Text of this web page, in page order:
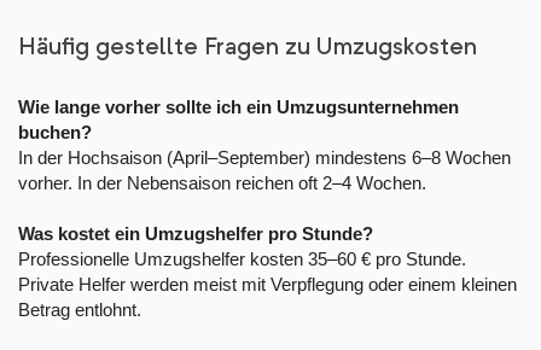
Häufig gestellte Fragen zu Umzugskosten
Wie lange vorher sollte ich ein Umzugsunternehmen
buchen?
In der Hochsaison (April–September) mindestens 6–8 Wochen
vorher. In der Nebensaison reichen oft 2–4 Wochen.
Was kostet ein Umzugshelfer pro Stunde?
Professionelle Umzugshelfer kosten 35–60 € pro Stunde.
Private Helfer werden meist mit Verpflegung oder einem kleinen
Betrag entlohnt.